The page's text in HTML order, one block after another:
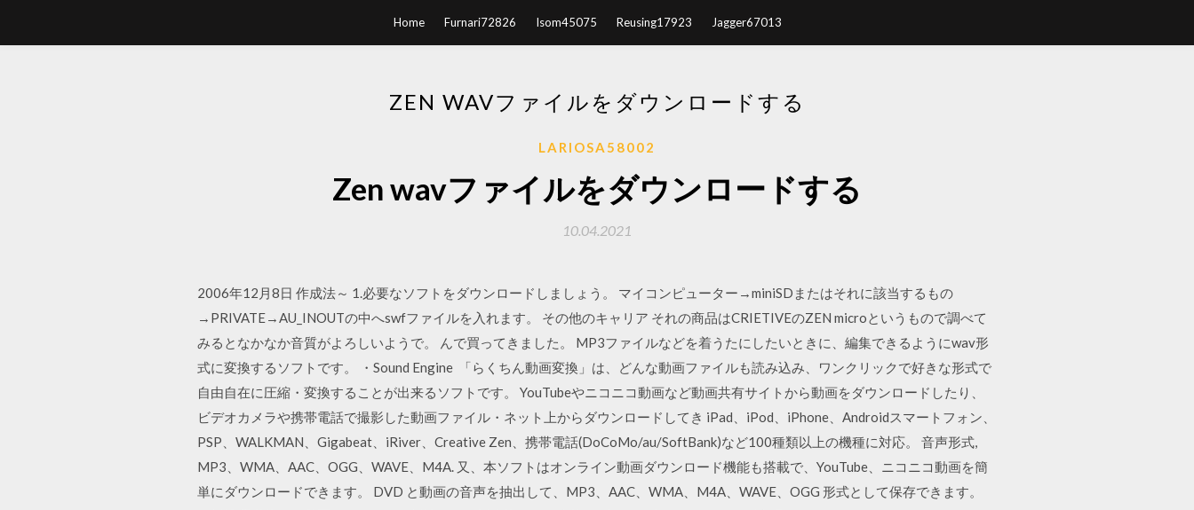
Home Furnari72826 Isom45075 Reusing17923 Jagger67013
ZEN WAVファイルをダウンロードする
LARIOSA58002
Zen wavファイルをダウンロードする
10.04.2021
2006年12月8日 作成法～ 1.必要なソフトをダウンロードしましょう。 マイコンピューター→miniSDまたはそれに該当するもの
→PRIVATE→AU_INOUTの中へswfファイルを入れます。 その他のキャリア それの商品はCRIETIVEのZEN microというもので調べて
みるとなかなか音質がよろしいようで。 んで買ってきました。 MP3ファイルなどを着うたにしたいときに、編集できるようにwav形
式に変換するソフトです。 ・Sound Engine 「らくちん動画変換」は、どんな動画ファイルも読み込み、ワンクリックで好きな形式で
自由自在に圧縮・変換することが出来るソフトです。 YouTubeやニコニコ動画など動画共有サイトから動画をダウンロードしたり、
ビデオカメラや携帯電話で撮影した動画ファイル・ネット上からダウンロードしてき iPad、iPod、iPhone、Androidスマートフォン、
PSP、WALKMAN、Gigabeat、iRiver、Creative Zen、携帯電話(DoCoMo/au/SoftBank)など100種類以上の機種に対応。 音声形式,
MP3、WMA、AAC、OGG、WAVE、M4A. 又、本ソフトはオンライン動画ダウンロード機能も搭載で、YouTube、ニコニコ動画を簡
単にダウンロードできます。 DVD と動画の音声を抽出して、MP3、AAC、WMA、M4A、WAVE、OGG 形式として保存できます。